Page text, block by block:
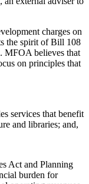
charges on
the spirit of Bill 108
MFOA believes that
on principles that
services that benefit
and libraries; and,
Act and Planning
burden for